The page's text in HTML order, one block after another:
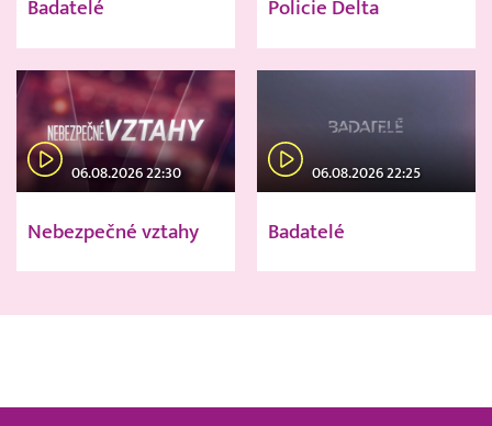
Badatelé Policie Delta
06.08.2026 22:30
Nebezpečné vztahy
06.08.2026 22:25
Badatelé